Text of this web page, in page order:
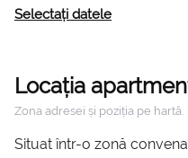
Selectați datele
Locația
Zona adresei și poziția pe hartă.
Situat într-o zonă